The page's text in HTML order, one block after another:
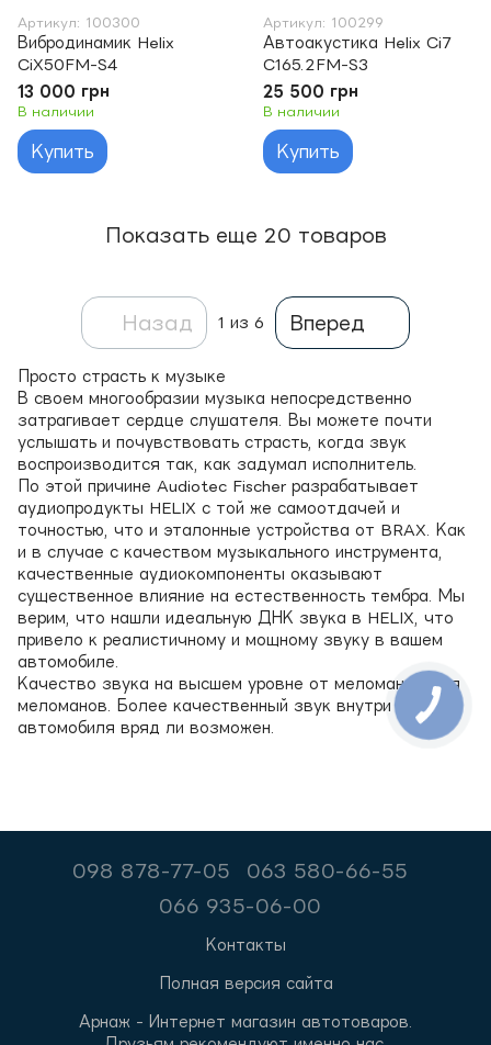
Артикул: 100300
Вибродинамик Helix
CiX50FM-S4
13 000 грн
В наличии
Купить
Артикул: 100299
Автоакустика Helix Ci7
C165.2FM-S3
25 500 грн
В наличии
Купить
Показать еще 20 товаров
Назад 1 из 6 Вперед
Просто страсть к музыке
В своем многообразии музыка непосредственно
затрагивает сердце слушателя. Вы можете почти
услышать и почувствовать страсть, когда звук
воспроизводится так, как задумал исполнитель.
По этой причине Audiotec Fischer разрабатывает
аудиопродукты HELIX с той же самоотдачей и
точностью, что и эталонные устройства от BRAX. Как
и в случае с качеством музыкального инструмента,
качественные аудиокомпоненты оказывают
существенное влияние на естественность тембра. Мы
верим, что нашли идеальную ДНК звука в HELIX, что
привело к реалистичному и мощному звуку в вашем
автомобиле.
Качество звука на высшем уровне от меломанов для
меломанов. Более качественный звук внутри
автомобиля вряд ли возможен.
098 878-77-05
063 580-66-55
066 935-06-00
Контакты
Полная версия сайта
Арнаж - Интернет магазин автотоваров.